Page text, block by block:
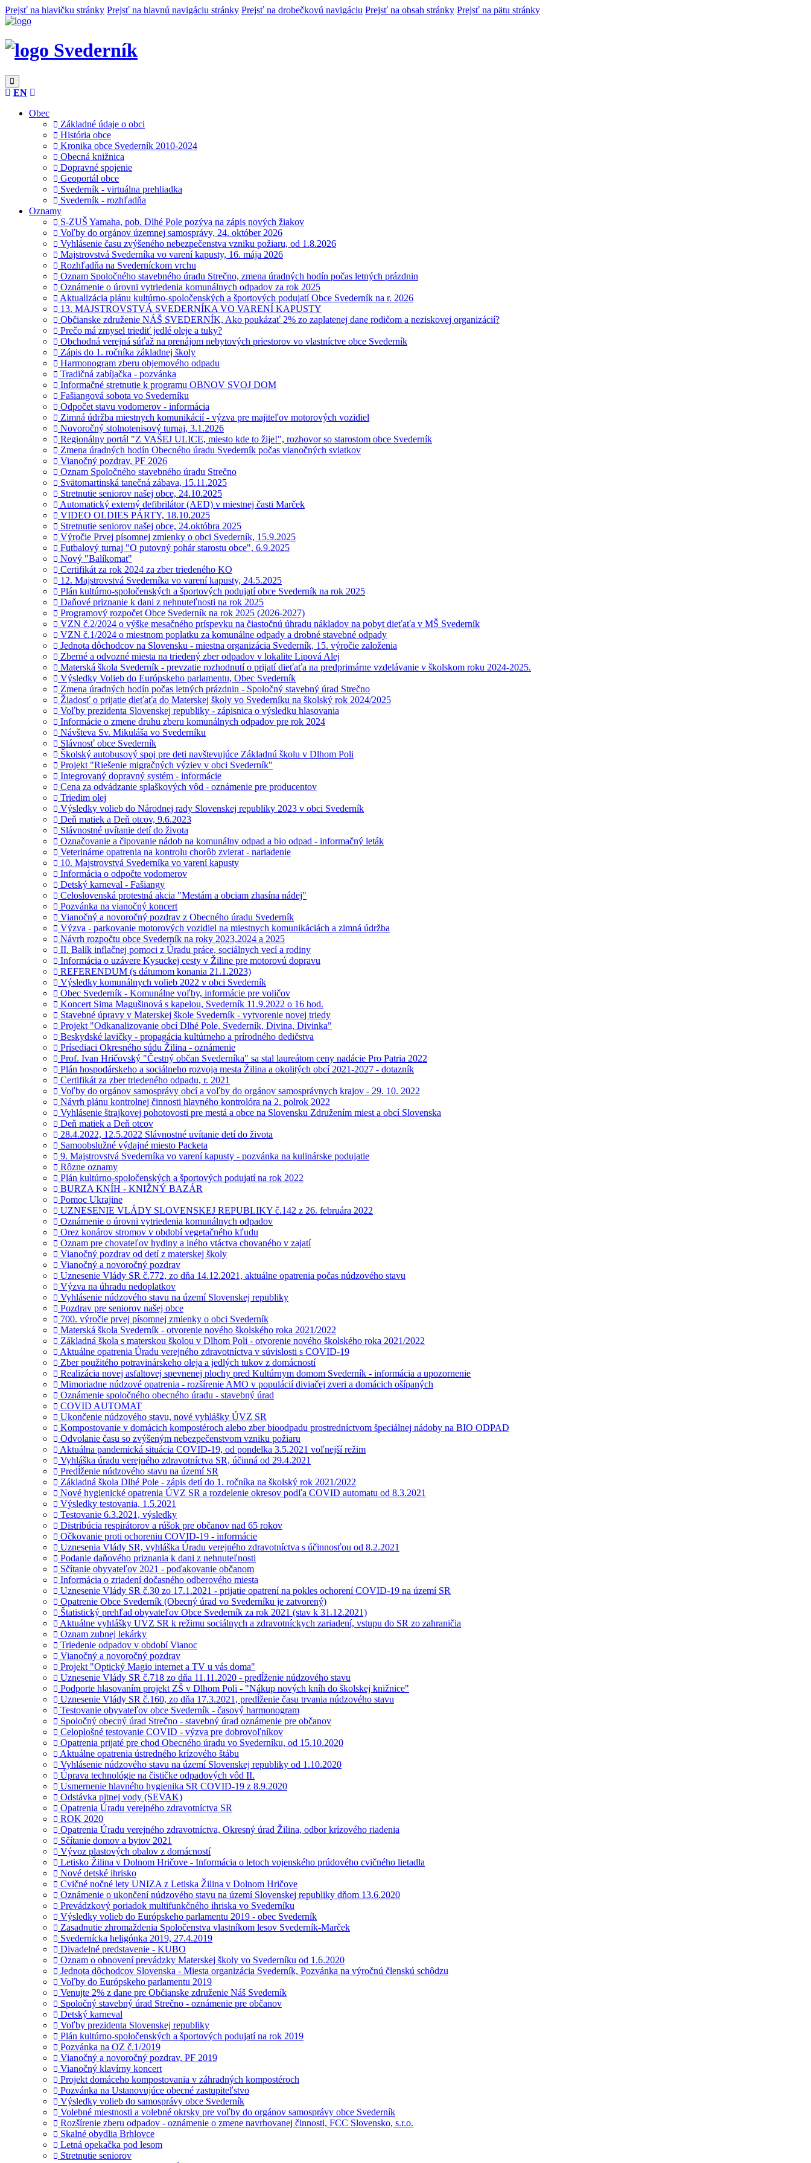
Prejsť na hlavičku stránky Prejsť na hlavnú navigáciu stránky Prejsť na drobečkovú navigáciu Prejsť na obsah stránky Prejsť na pätu stránky
Svederník
EN
Obec
Základné údaje o obci
História obce
Kronika obce Svederník 2010-2024
Obecná knižnica
Dopravné spojenie
Geoportál obce
Svederník - virtuálna prehliadka
Svederník - rozhľadňa
Oznamy
S-ZUŠ Yamaha, pob. Dlhé Pole pozýva na zápis nových žiakov
Voľby do orgánov územnej samosprávy, 24. október 2026
Vyhlásenie času zvýšeného nebezpečenstva vzniku požiaru, od 1.8.2026
Majstrovstvá Svederníka vo varení kapusty, 16. mája 2026
Rozhľadňa na Svederníckom vrchu
Oznam Spoločného stavebného úradu Strečno, zmena úradných hodín počas letných prázdnin
Oznámenie o úrovni vytriedenia komunálnych odpadov za rok 2025
Aktualizácia plánu kultúrno-spoločenských a športových podujatí Obce Svederník na r. 2026
13. MAJSTROVSTVÁ SVEDERNÍKA VO VARENÍ KAPUSTY
Občianske združenie NÁŠ SVEDERNÍK, Ako poukázať 2% zo zaplatenej dane rodičom a neziskovej organizácií?
Prečo má zmysel triediť jedlé oleje a tuky?
Obchodná verejná súťaž na prenájom nebytových priestorov vo vlastníctve obce Svederník
Zápis do 1. ročníka základnej školy
Harmonogram zberu objemového odpadu
Tradičná zabíjačka - pozvánka
Informačné stretnutie k programu OBNOV SVOJ DOM
Fašiangová sobota vo Svederníku
Odpočet stavu vodomerov - informácia
Zimná údržba miestnych komunikácií - výzva pre majiteľov motorových vozidiel
Novoročný stolnotenisový turnaj, 3.1.2026
Regionálny portál "Z VAŠEJ ULICE, miesto kde to žije!", rozhovor so starostom obce Svederník
Zmena úradných hodín Obecného úradu Svederník počas vianočných sviatkov
Vianočný pozdrav, PF 2026
Oznam Spoločného stavebného úradu Strečno
Svätomartinská tanečná zábava, 15.11.2025
Stretnutie seniorov našej obce, 24.10.2025
Automatický externý defibrilátor (AED) v miestnej časti Marček
VIDEO OLDIES PÁRTY, 18.10.2025
Stretnutie seniorov našej obce, 24.októbra 2025
Výročie Prvej písomnej zmienky o obci Svederník, 15.9.2025
Futbalový turnaj "O putovný pohár starostu obce", 6.9.2025
Nový "Balíkomat"
Certifikát za rok 2024 za zber triedeného KO
12. Majstrovstvá Svederníka vo varení kapusty, 24.5.2025
Plán kultúrno-spoločenských a športových podujatí obce Svederník na rok 2025
Daňové priznanie k dani z nehnuteľnosti na rok 2025
Programový rozpočet Obce Svederník na rok 2025 (2026-2027)
VZN č.2/2024 o výške mesačného príspevku na čiastočnú úhradu nákladov na pobyt dieťaťa v MŠ Svederník
VZN č.1/2024 o miestnom poplatku za komunálne odpady a drobné stavebné odpady
Jednota dôchodcov na Slovensku - miestna organizácia Svederník, 15. výročie založenia
Zberné a odvozné miesta na triedený zber odpadov v lokalite Lipová Alej
Materská škola Svederník - prevzatie rozhodnutí o prijatí dieťaťa na predprimárne vzdelávanie v školskom roku 2024-2025.
Výsledky Volieb do Európskeho parlamentu, Obec Svederník
Zmena úradných hodín počas letných prázdnin - Spoločný stavebný úrad Strečno
Žiadosť o prijatie dieťaťa do Materskej školy vo Svederníku na školský rok 2024/2025
Voľby prezidenta Slovenskej republiky - zápisnica o výsledku hlasovania
Informácie o zmene druhu zberu komunálnych odpadov pre rok 2024
Návšteva Sv. Mikuláša vo Svederníku
Slávnosť obce Svederník
Školský autobusový spoj pre deti navštevujúce Základnú školu v Dlhom Poli
Projekt "Riešenie migračných výziev v obci Svederník"
Integrovaný dopravný systém - informácie
Cena za odvádzanie splaškových vôd - oznámenie pre producentov
Triedim olej
Výsledky volieb do Národnej rady Slovenskej republiky 2023 v obci Svederník
Deň matiek a Deň otcov, 9.6.2023
Slávnostné uvítanie detí do života
Označovanie a čipovanie nádob na komunálny odpad a bio odpad - informačný leták
Veterinárne opatrenia na kontrolu chorôb zvierat - nariadenie
10. Majstrovstvá Svederníka vo varení kapusty
Informácia o odpočte vodomerov
Detský karneval - Fašiangy
Celoslovenská protestná akcia "Mestám a obciam zhasína nádej"
Pozvánka na vianočný koncert
Vianočný a novoročný pozdrav z Obecného úradu Svederník
Výzva - parkovanie motorových vozidiel na miestnych komunikáciách a zimná údržba
Návrh rozpočtu obce Svederník na roky 2023,2024 a 2025
II. Balík inflačnej pomoci z Úradu práce, sociálnych vecí a rodiny
Informácia o uzávere Kysuckej cesty v Žiline pre motorovú dopravu
REFERENDUM (s dátumom konania 21.1.2023)
Výsledky komunálnych volieb 2022 v obci Svederník
Obec Svederník - Komunálne voľby, informácie pre voličov
Koncert Sima Magušinová s kapelou, Svederník 11.9.2022 o 16 hod.
Stavebné úpravy v Materskej škole Svederník - vytvorenie novej triedy
Projekt "Odkanalizovanie obcí Dlhé Pole, Svederník, Divina, Divinka"
Beskydské lavičky - propagácia kultúrneho a prírodného dedičstva
Prísediaci Okresného súdu Žilina - oznámenie
Prof. Ivan Hričovský "Čestný občan Svederníka" sa stal laureátom ceny nadácie Pro Patria 2022
Plán hospodárskeho a sociálneho rozvoja mesta Žilina a okolitých obcí 2021-2027 - dotazník
Certifikát za zber triedeného odpadu, r. 2021
Voľby do orgánov samosprávy obcí a voľby do orgánov samosprávnych krajov - 29. 10. 2022
Návrh plánu kontrolnej činnosti hlavného kontrolóra na 2. polrok 2022
Vyhlásenie štrajkovej pohotovosti pre mestá a obce na Slovensku Združením miest a obcí Slovenska
Deň matiek a Deň otcov
28.4.2022, 12.5.2022 Slávnostné uvítanie detí do života
Samoobslužné výdajné miesto Packeta
9. Majstrovstvá Svederníka vo varení kapusty - pozvánka na kulinárske podujatie
Rôzne oznamy
Plán kultúrno-spoločenských a športových podujatí na rok 2022
BURZA KNÍH - KNIŽNÝ BAZÁR
Pomoc Ukrajine
UZNESENIE VLÁDY SLOVENSKEJ REPUBLIKY č.142 z 26. februára 2022
Oznámenie o úrovni vytriedenia komunálnych odpadov
Orez konárov stromov v období vegetačného kľudu
Oznam pre chovateľov hydiny a iného vtáctva chovaného v zajatí
Vianočný pozdrav od detí z materskej školy
Vianočný a novoročný pozdrav
Uznesenie Vlády SR č.772, zo dňa 14.12.2021, aktuálne opatrenia počas núdzového stavu
Výzva na úhradu nedoplatkov
Vyhlásenie núdzového stavu na území Slovenskej republiky
Pozdrav pre seniorov našej obce
700. výročie prvej písomnej zmienky o obci Svederník
Materská škola Svederník - otvorenie nového školského roka 2021/2022
Základná škola s materskou školou v Dlhom Poli - otvorenie nového školského roka 2021/2022
Aktuálne opatrenia Úradu verejného zdravotníctva v súvislosti s COVID-19
Zber použitého potravinárskeho oleja a jedlých tukov z domácností
Realizácia novej asfaltovej spevnenej plochy pred Kultúrnym domom Svederník - informácia a upozornenie
Mimoriadne núdzové opatrenia - rozšírenie AMO v populácií diviačej zveri a domácich ošípaných
Oznámenie spoločného obecného úradu - stavebný úrad
COVID AUTOMAT
Ukončenie núdzového stavu, nové vyhlášky ÚVZ SR
Kompostovanie v domácich kompostéroch alebo zber bioodpadu prostredníctvom špeciálnej nádoby na BIO ODPAD
Odvolanie času so zvýšeným nebezpečenstvom vzniku požiaru
Aktuálna pandemická situácia COVID-19, od pondelka 3.5.2021 voľnejší režim
Vyhláška úradu verejného zdravotníctva SR, účinná od 29.4.2021
Predĺženie núdzového stavu na území SR
Základná škola Dlhé Pole - zápis detí do 1. ročníka na školský rok 2021/2022
Nové hygienické opatrenia ÚVZ SR a rozdelenie okresov podľa COVID automatu od 8.3.2021
Výsledky testovania, 1.5.2021
Testovanie 6.3.2021, výsledky
Distribúcia respirátorov a rúšok pre občanov nad 65 rokov
Očkovanie proti ochoreniu COVID-19 - informácie
Uznesenia Vlády SR, vyhláška Úradu verejného zdravotníctva s účinnosťou od 8.2.2021
Podanie daňového priznania k dani z nehnuteľnosti
Sčítanie obyvateľov 2021 - poďakovanie občanom
Informácia o zriadení dočasného odberového miesta
Uznesenie Vlády SR č.30 zo 17.1.2021 - prijatie opatrení na pokles ochorení COVID-19 na území SR
Opatrenie Obce Svederník (Obecný úrad vo Svederníku je zatvorený)
Štatistický prehľad obyvateľov Obce Svederník za rok 2021 (stav k 31.12.2021)
Aktuálne vyhlášky UVZ SR k režimu sociálnych a zdravotníckych zariadení, vstupu do SR zo zahraničia
Oznam zubnej lekárky
Triedenie odpadov v období Vianoc
Vianočný a novoročný pozdrav
Projekt "Optický Magio internet a TV u vás doma"
Uznesenie Vlády SR č.718 zo dňa 11.11.2020 - predĺženie núdzového stavu
Podporte hlasovaním projekt ZŠ v Dlhom Poli - "Nákup nových kníh do školskej knižnice"
Uznesenie Vlády SR č.160, zo dňa 17.3.2021, predĺženie času trvania núdzového stavu
Testovanie obyvateľov obce Svederník - časový harmonogram
Spoločný obecný úrad Strečno - stavebný úrad oznámenie pre občanov
Celoplošné testovanie COVID - výzva pre dobrovoľníkov
Opatrenia prijaté pre chod Obecného úradu vo Svederníku, od 15.10.2020
Aktuálne opatrenia ústredného krízového štábu
Vyhlásenie núdzového stavu na území Slovenskej republiky od 1.10.2020
Úprava technológie na čističke odpadových vôd II.
Usmernenie hlavného hygienika SR COVID-19 z 8.9.2020
Odstávka pitnej vody (SEVAK)
Opatrenia Úradu verejného zdravotníctva SR
ROK 2020
Opatrenia Úradu verejného zdravotníctva, Okresný úrad Žilina, odbor krízového riadenia
Sčítanie domov a bytov 2021
Vývoz plastových obalov z domácností
Letisko Žilina v Dolnom Hričove - Informácia o letoch vojenského prúdového cvičného lietadla
Nové detské ihrisko
Cvičné nočné lety UNIZA z Letiska Žilina v Dolnom Hričove
Oznámenie o ukončení núdzového stavu na území Slovenskej republiky dňom 13.6.2020
Prevádzkový poriadok multifunkčného ihriska vo Svederníku
Výsledky volieb do Európskeho parlamentu 2019 - obec Svederník
Zasadnutie zhromaždenia Spoločenstva vlastníkom lesov Svederník-Marček
Svedernícka heligónka 2019, 27.4.2019
Divadelné predstavenie - KUBO
Oznam o obnovení prevádzky Materskej školy vo Svederníku od 1.6.2020
Jednota dôchodcov Slovenska - Miesta organizácia Svederník, Pozvánka na výročnú členskú schôdzu
Voľby do Európskeho parlamentu 2019
Venujte 2% z dane pre Občianske združenie Náš Svederník
Spoločný stavebný úrad Strečno - oznámenie pre občanov
Detský karneval
Voľby prezidenta Slovenskej republiky
Plán kultúrno-spoločenských a športových podujatí na rok 2019
Pozvánka na OZ č.1/2019
Vianočný a novoročný pozdrav, PF 2019
Vianočný klavírny koncert
Projekt domáceho kompostovania v záhradných kompostéroch
Pozvánka na Ustanovujúce obecné zastupiteľstvo
Výsledky volieb do samosprávy obce Svederník
Volebné miestnosti a volebné okrsky pre voľby do orgánov samosprávy obce Svederník
Rozšírenie zberu odpadov - oznámenie o zmene navrhovanej činnosti, FCC Slovensko, s.r.o.
Skalné obydlia Brhlovce
Letná opekačka pod lesom
Stretnutie seniorov